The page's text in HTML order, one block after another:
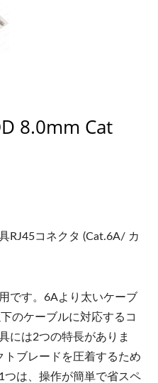
8.0mm Cat
RJ45コネクタ (Cat.6A/ カ
です。6Aより太いケーブ
のケーブルに対応するコ
には2つの特長がありま
ブレードを圧着するため
は、操作が簡単で省スペ